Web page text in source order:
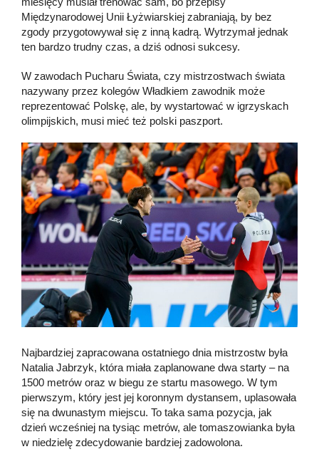
Międzynarodowej Unii Łyżwiarskiej zabraniają, by bez
zgody przygotowywał się z inną kadrą. Wytrzymał jednak
ten bardzo trudny czas, a dziś odnosi sukcesy.
W zawodach Pucharu Świata, czy mistrzostwach świata
nazywany przez kolegów Władkiem zawodnik może
reprezentować Polskę, ale, by wystartować w igrzyskach
olimpijskich, musi mieć też polski paszport.
Najbardziej zapracowana ostatniego dnia mistrzostw była
Natalia Jabrzyk, która miała zaplanowane dwa starty – na
1500 metrów oraz w biegu ze startu masowego. W tym
pierwszym, który jest jej koronnym dystansem, uplasowała
się na dwunastym miejscu. To taka sama pozycja, jak
dzień wcześniej na tysiąc metrów, ale tomaszowianka była
w niedzielę zdecydowanie bardziej zadowolona.